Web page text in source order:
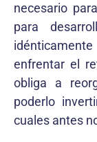
necesario
para
enfrentar el
obliga a
poderlo
cuales antes